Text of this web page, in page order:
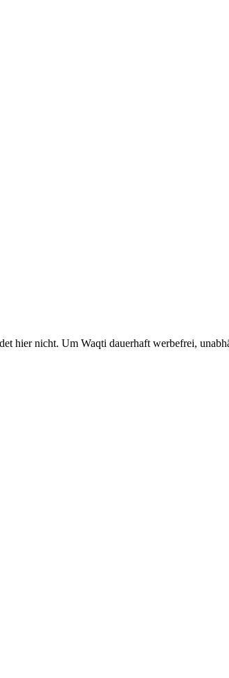
hier nicht. Um Waqti dauerhaft werbefrei,